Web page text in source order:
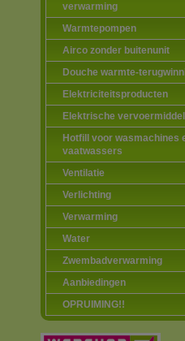
verwarming
Warmtepompen
Airco zonder buitenunit
Douche warmte-
Elektriciteitsproducten
Elektrische
Hotfill voor wasmachines
vaatwassers
Ventilatie
Verlichting
Verwarming
Water
Zwembadverwarming
Aanbiedingen
OPRUIMING!!